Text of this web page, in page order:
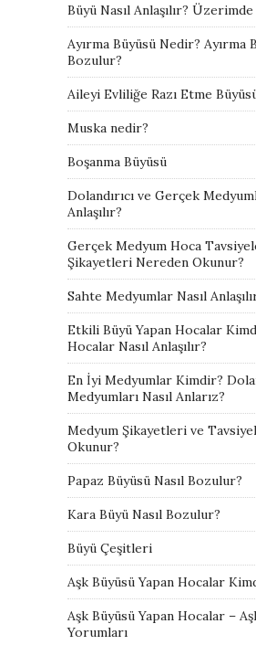
Büyü Nasıl Anlaşılır?
Ayırma Büyüsü Nedir? Ayırma
Bozulur?
Aileyi Evliliğe Razı Etme
Muska nedir?
Boşanma Büyüsü
Dolandırıcı ve Gerçek
Anlaşılır?
Gerçek Medyum Hoca
Şikayetleri Nereden Okunur?
Sahte Medyumlar Nasıl
Etkili Büyü Yapan Hocalar
Hocalar Nasıl Anlaşılır?
En İyi Medyumlar Kimdir?
Medyumları Nasıl Anlarız?
Medyum Şikayetleri ve
Okunur?
Papaz Büyüsü Nasıl Bozulur?
Kara Büyü Nasıl Bozulur?
Büyü Çeşitleri
Aşk Büyüsü Yapan Hocalar
Aşk Büyüsü Yapan Hocalar –
Yorumları